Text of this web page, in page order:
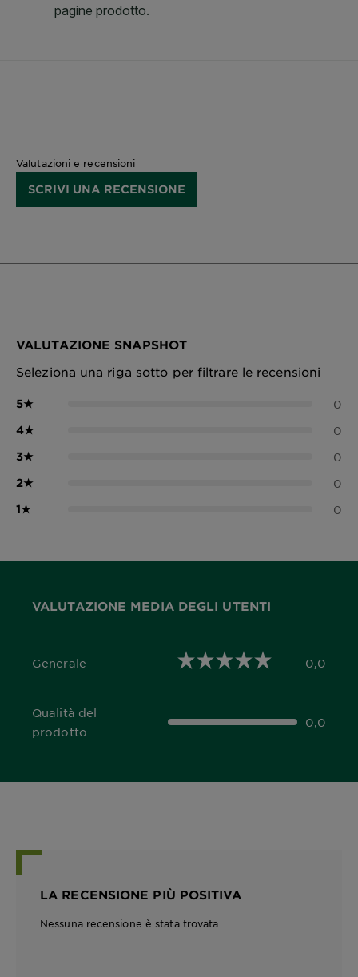
Valutazioni e recensioni
SCRIVI UNA RECENSIONE
VALUTAZIONE SNAPSHOT
Seleziona una riga sotto per filtrare le recensioni
5★ 0
4★ 0
3★ 0
2★ 0
1★ 0
VALUTAZIONE MEDIA DEGLI UTENTI
Generale
0,0 out of 5 stars 0,0
Qualità del
prodotto
0,0 out of 5 stars 0,0
LA RECENSIONE PIÙ POSITIVA
Nessuna recensione è stata trovata